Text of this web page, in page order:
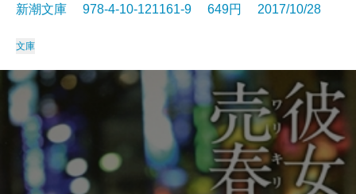
新潮文庫 978-4-10-121161-9 649円 2017/10/28
文庫